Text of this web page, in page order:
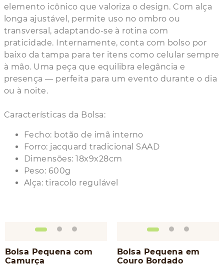
elemento icônico que valoriza o design. Com alça
longa ajustável, permite uso no ombro ou
transversal, adaptando-se à rotina com
praticidade. Internamente, conta com bolso por
baixo da tampa para ter itens como celular sempre
à mão. Uma peça que equilibra elegância e
presença — perfeita para um evento durante o dia
ou à noite.
Características da Bolsa:
Fecho: botão de imã interno
Forro: jacquard tradicional SAAD
Dimensões: 18x9x28cm
Peso: 600g
Alça: tiracolo regulável
Bolsa Pequena com
Camurça
Bolsa Pequena em
Couro Bordado